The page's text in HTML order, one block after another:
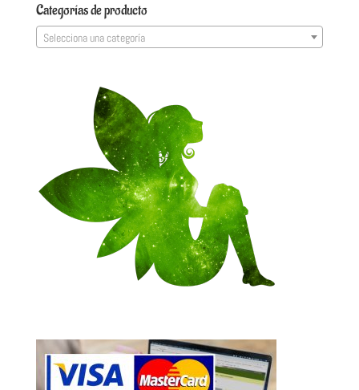
Categorías de producto
Selecciona una categoría